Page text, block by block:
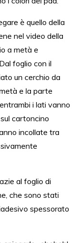
è quello della
nel video della
a metà e
foglio con il
un cerchio da
e la parte
i lati vanno
cartoncino
incollate tra
al foglio di
che sono stati
spessorato